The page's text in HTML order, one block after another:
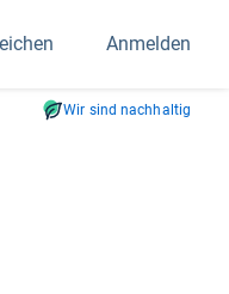
Anmelden
Wir sind nachhaltig